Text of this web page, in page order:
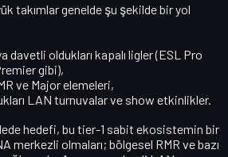
takımlar genelde şu şekilde bir yol
davetli oldukları kapalı ligler(ESL Pro
gibi),
ve Major elemeleri,
LAN turnuvalar ve show etkinlikler.
hedefi, bu tier-1 sabit ekosistemin bir
merkezli olmaları; bölgesel RMR ve bazı